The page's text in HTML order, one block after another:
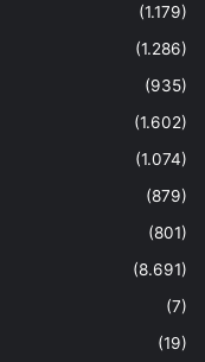
(1.179)
(1.286)
(935)
(1.602)
(1.074)
(879)
(801)
(8.691)
(7)
(19)